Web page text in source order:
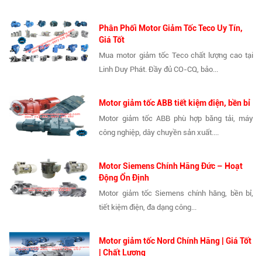
Phân Phối Motor Giảm Tốc Teco Uy Tín,
Giá Tốt
Mua motor giảm tốc Teco chất lượng cao tại
Linh Duy Phát. Đầy đủ CO-CQ, bảo...
Motor giảm tốc ABB tiết kiệm điện, bền bỉ
Motor giảm tốc ABB phù hợp băng tải, máy
công nghiệp, dây chuyền sản xuất....
Motor Siemens Chính Hãng Đức – Hoạt
Động Ổn Định
Motor giảm tốc Siemens chính hãng, bền bỉ,
tiết kiệm điện, đa dạng công...
Motor giảm tốc Nord Chính Hãng | Giá Tốt
| Chất Lượng